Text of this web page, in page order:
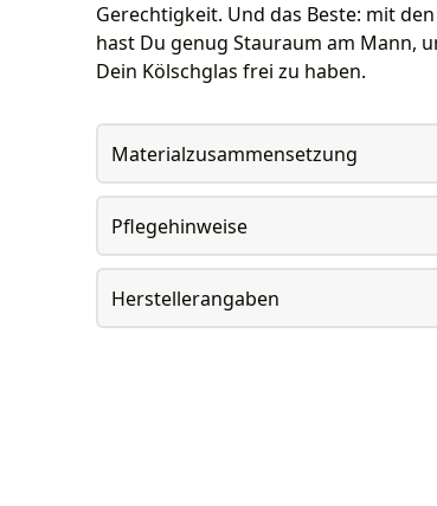
Gerechtigkeit. Und das Beste: mit
hast Du genug Stauraum am Mann,
Dein Kölschglas frei zu haben.
Materialzusammensetzung
Pflegehinweise
Herstellerangaben